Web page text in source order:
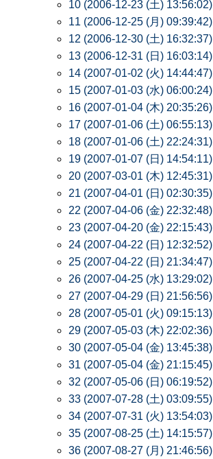
10 (2006-12-23 (土) 13:56:02)
11 (2006-12-25 (月) 09:39:42)
12 (2006-12-30 (土) 16:32:37)
13 (2006-12-31 (日) 16:03:14)
14 (2007-01-02 (火) 14:44:47)
15 (2007-01-03 (水) 06:00:24)
16 (2007-01-04 (木) 20:35:26)
17 (2007-01-06 (土) 06:55:13)
18 (2007-01-06 (土) 22:24:31)
19 (2007-01-07 (日) 14:54:11)
20 (2007-03-01 (木) 12:45:31)
21 (2007-04-01 (日) 02:30:35)
22 (2007-04-06 (金) 22:32:48)
23 (2007-04-20 (金) 22:15:43)
24 (2007-04-22 (日) 12:32:52)
25 (2007-04-22 (日) 21:34:47)
26 (2007-04-25 (水) 13:29:02)
27 (2007-04-29 (日) 21:56:56)
28 (2007-05-01 (火) 09:15:13)
29 (2007-05-03 (木) 22:02:36)
30 (2007-05-04 (金) 13:45:38)
31 (2007-05-04 (金) 21:15:45)
32 (2007-05-06 (日) 06:19:52)
33 (2007-07-28 (土) 03:09:55)
34 (2007-07-31 (火) 13:54:03)
35 (2007-08-25 (土) 14:15:57)
36 (2007-08-27 (月) 21:46:56)